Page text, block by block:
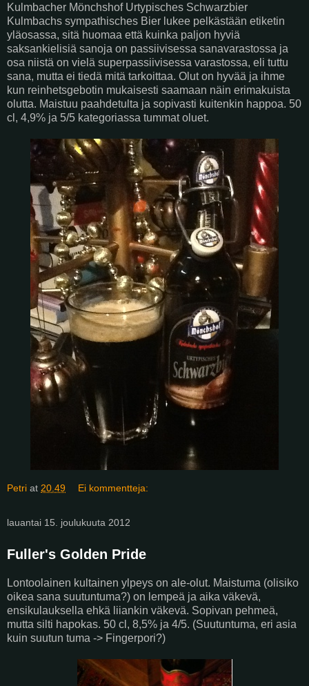
Kulmbacher Mönchshof Urtypisches Schwarzbier
Kulmbachs sympathisches Bier lukee pelkästään etiketin
yläosassa, sitä huomaa että kuinka paljon hyviä
saksankielisiä sanoja on passiivisessa sanavarastossa ja
osa niistä on vielä superpassiivisessa varastossa, eli tuttu
sana, mutta ei tiedä mitä tarkoittaa. Olut on hyvää ja ihme
kun reinhetsgebotin mukaisesti saamaan näin erimakuista
olutta. Maistuu paahdetulta ja sopivasti kuitenkin happoa. 50
cl, 4,9% ja 5/5 kategoriassa tummat oluet.
Petri at 20.49 Ei kommentteja:
lauantai 15. joulukuuta 2012
Fuller's Golden Pride
Lontoolainen kultainen ylpeys on ale-olut. Maistuma (olisiko
oikea sana suutuntuma?) on lempeä ja aika väkevä,
ensikulauksella ehkä liiankin väkevä. Sopivan pehmeä,
mutta silti hapokas. 50 cl, 8,5% ja 4/5. (Suutuntuma, eri asia
kuin suutun tuma -> Fingerpori?)